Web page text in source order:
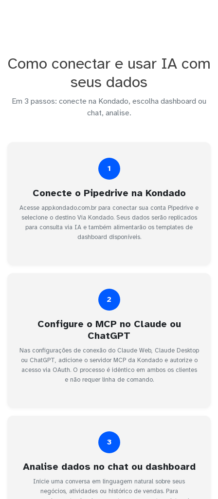
Como conectar e usar IA com
seus dados
Em 3 passos: conecte na Kondado, escolha dashboard ou
chat, analise.
1
Conecte o Pipedrive na Kondado
Acesse app.kondado.com.br para conectar sua conta Pipedrive e
selecione o destino Via Kondado. Seus dados serão replicados
para consulta via IA e também alimentarão os templates de
dashboard disponíveis.
2
Configure o MCP no Claude ou
ChatGPT
Nas configurações de conexão do Claude Web, Claude Desktop
ou ChatGPT, adicione o servidor MCP da Kondado e autorize o
acesso via OAuth. O processo é idêntico em ambos os clientes
e não requer linha de comando.
3
Analise dados no chat ou dashboard
Inicie uma conversa em linguagem natural sobre seus
negócios, atividades ou histórico de vendas. Para